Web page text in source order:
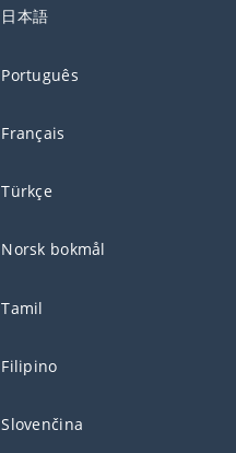
日本語
Português
Français
Türkçe
Norsk bokmål
Tamil
Filipino
Slovenčina